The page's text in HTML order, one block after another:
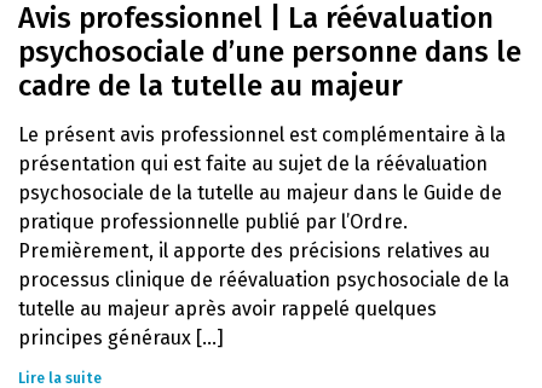
Avis professionnel | La réévaluation
psychosociale d’une personne dans le
cadre de la tutelle au majeur
Le présent avis professionnel est complémentaire à la
présentation qui est faite au sujet de la réévaluation
psychosociale de la tutelle au majeur dans le Guide de
pratique professionnelle publié par l’Ordre.
Premièrement, il apporte des précisions relatives au
processus clinique de réévaluation psychosociale de la
tutelle au majeur après avoir rappelé quelques
principes généraux [...]
Lire la suite